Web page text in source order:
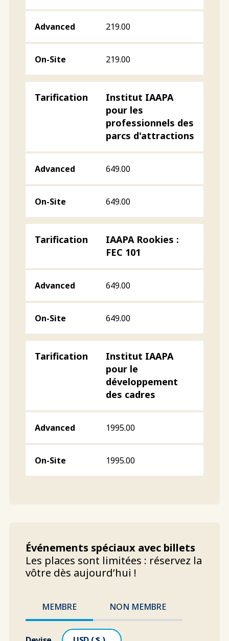
219.00
219.00
Institut IAAPA
pour les
professionnels des
parcs d'attractions
649.00
649.00
IAAPA Rookies :
FEC 101
649.00
649.00
Institut IAAPA
pour le
développement
des cadres
1995.00
1995.00
Événements spéciaux avec billets
Les places sont limitées : réservez la
vôtre dès aujourd’hui !
MEMBRE NON MEMBRE